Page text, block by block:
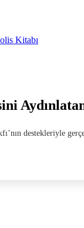
Kitabı
destekleriyle